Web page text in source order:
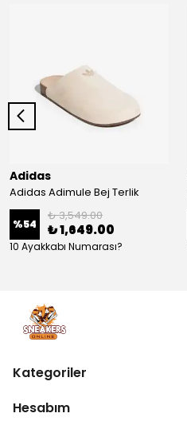
Adidas
Adidas Adimule Bej Terlik
%54
₺ 3,549.00
₺ 1,649.00
10 Ayakkabı Numarası?
Kategoriler
Hesabım